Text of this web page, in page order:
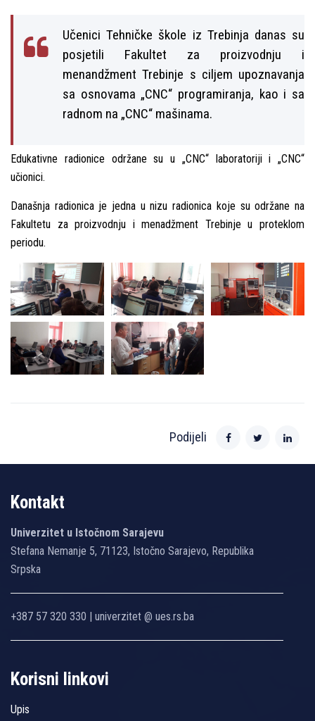
Učenici Tehničke škole iz Trebinja danas su
posjetili Fakultet za proizvodnju i
menandžment Trebinje s cilјem upoznavanja
sa osnovama „CNC“ programiranja, kao i sa
radnom na „CNC“ mašinama.
Edukativne radionice održane su u „CNC“ laboratoriji i „CNC“
učionici.
Današnja radionica je jedna u nizu radionica koje su održane na
Fakultetu za proizvodnju i menadžment Trebinje u proteklom
periodu.
Podijeli
Kontakt
Univerzitet u Istočnom Sarajevu
Stefana Nemanje 5, 71123, Istočno Sarajevo, Republika
Srpska
+387 57 320 330 | univerzitet @ ues.rs.ba
Korisni linkovi
Upis